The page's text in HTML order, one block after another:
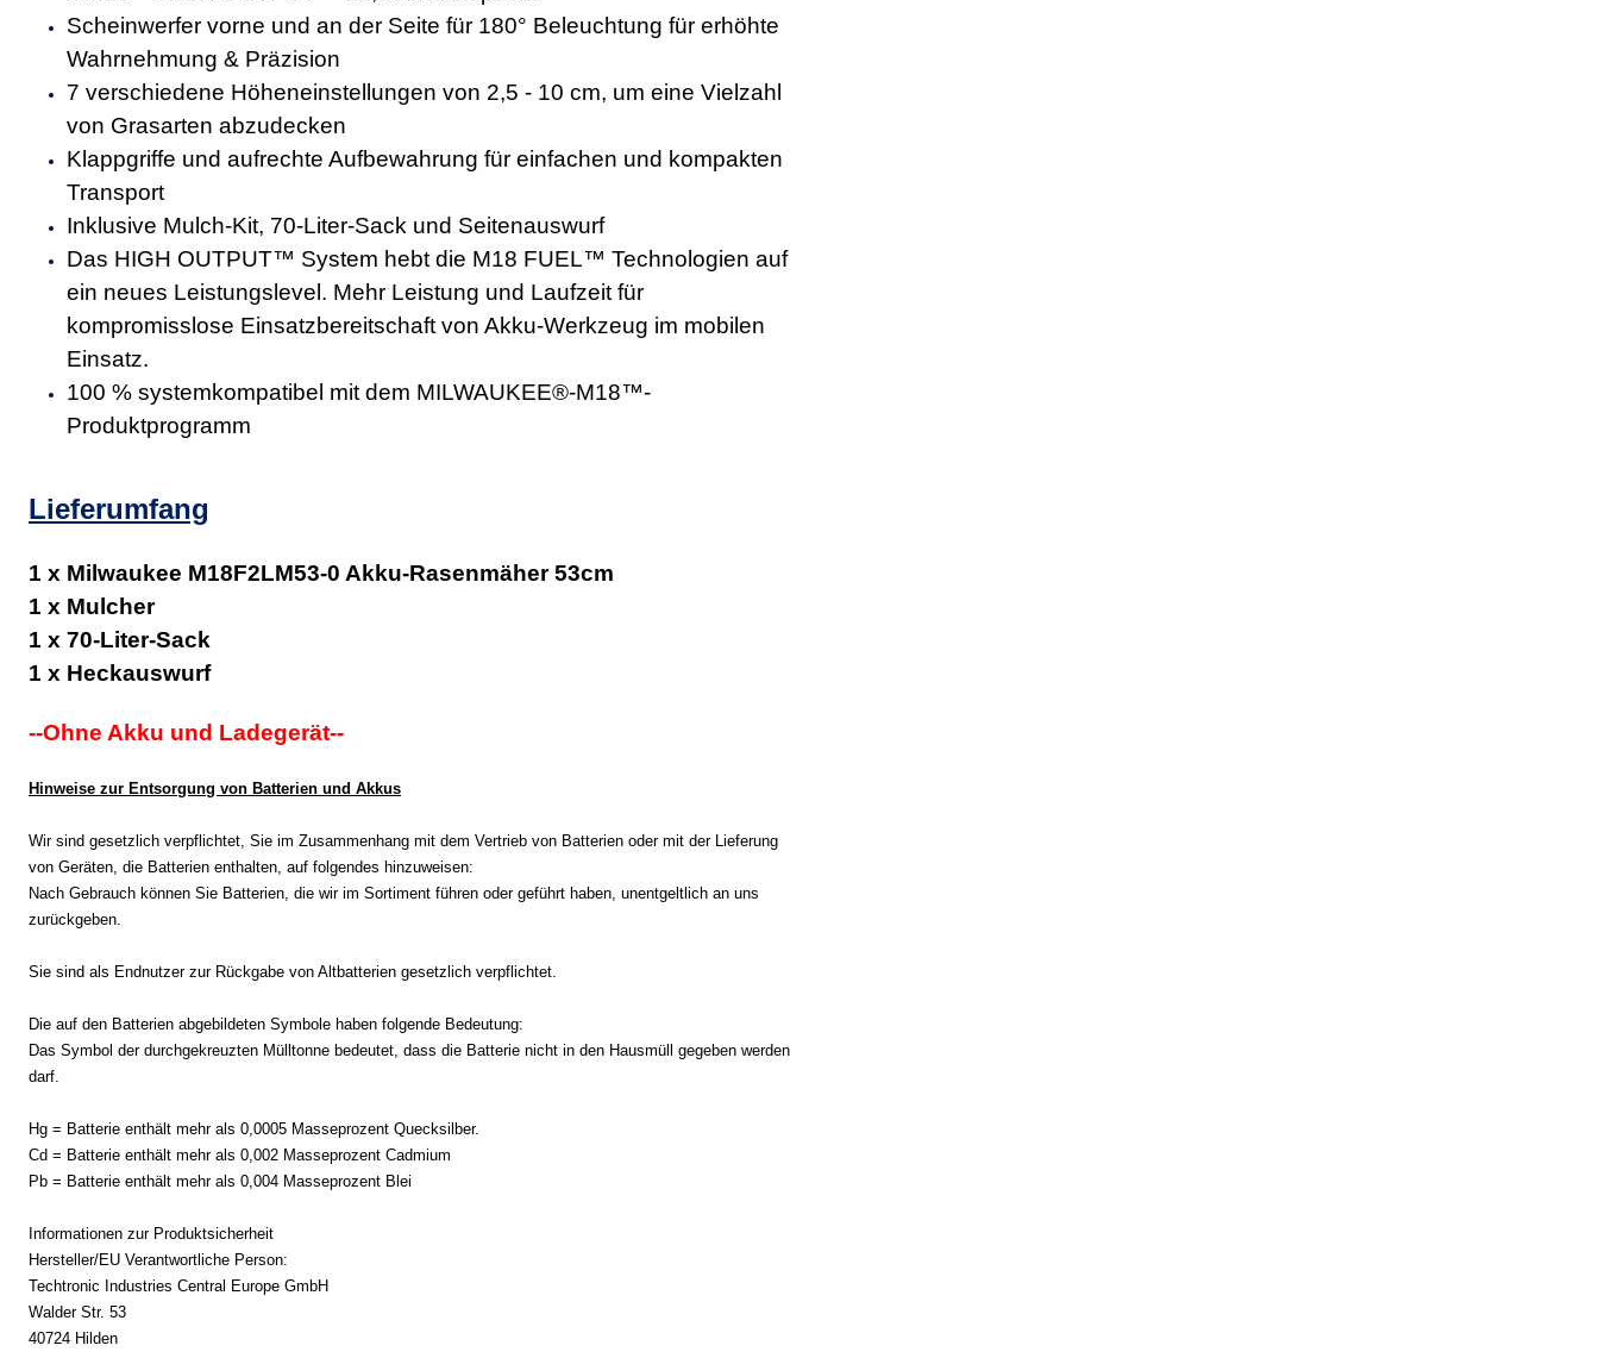
Scheinwerfer vorne und an der Seite für 180° Beleuchtung für erhöhte
Wahrnehmung & Präzision
7 verschiedene Höheneinstellungen von 2,5 - 10 cm, um eine Vielzahl
von Grasarten abzudecken
Klappgriffe und aufrechte Aufbewahrung für einfachen und kompakten
Transport
Inklusive Mulch-Kit, 70-Liter-Sack und Seitenauswurf
Das HIGH OUTPUT™ System hebt die M18 FUEL™ Technologien auf
ein neues Leistungslevel. Mehr Leistung und Laufzeit für
kompromisslose Einsatzbereitschaft von Akku-Werkzeug im mobilen
Einsatz.
100 % systemkompatibel mit dem MILWAUKEE®-M18™-
Produktprogramm
Lieferumfang
1 x Milwaukee M18F2LM53-0 Akku-Rasenmäher 53cm
1 x Mulcher
1 x 70-Liter-Sack
1 x Heckauswurf
--Ohne Akku und Ladegerät--
Hinweise zur Entsorgung von Batterien und Akkus
Wir sind gesetzlich verpflichtet, Sie im Zusammenhang mit dem Vertrieb von Batterien oder mit der Lieferung
von Geräten, die Batterien enthalten, auf folgendes hinzuweisen:
Nach Gebrauch können Sie Batterien, die wir im Sortiment führen oder geführt haben, unentgeltlich an uns
zurückgeben.
Sie sind als Endnutzer zur Rückgabe von Altbatterien gesetzlich verpflichtet.
Die auf den Batterien abgebildeten Symbole haben folgende Bedeutung:
Das Symbol der durchgekreuzten Mülltonne bedeutet, dass die Batterie nicht in den Hausmüll gegeben werden
darf.
Hg = Batterie enthält mehr als 0,0005 Masseprozent Quecksilber.
Cd = Batterie enthält mehr als 0,002 Masseprozent Cadmium
Pb = Batterie enthält mehr als 0,004 Masseprozent Blei
Informationen zur Produktsicherheit
Hersteller/EU Verantwortliche Person:
Techtronic Industries Central Europe GmbH
Walder Str. 53
40724 Hilden